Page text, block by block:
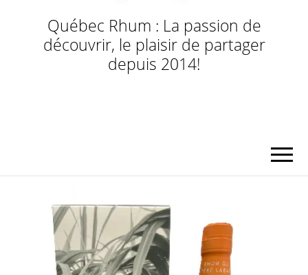
Québec Rhum : La passion de
découvrir, le plaisir de partager
depuis 2014!